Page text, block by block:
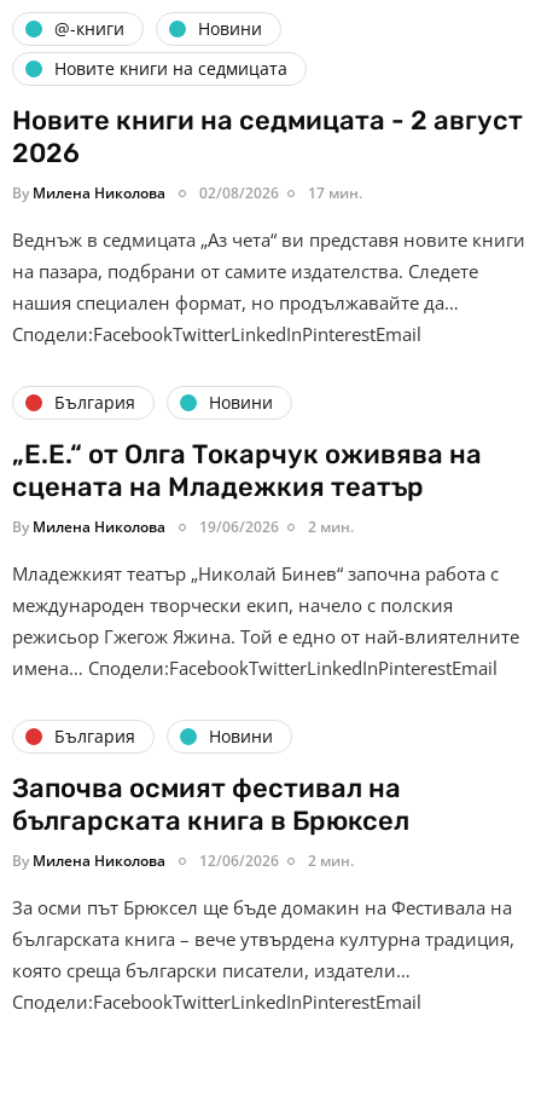
@-книги
Новини
Новите книги на седмицата
Новите книги на седмицата - 2 август
2026
By Милена Николова 02/08/2026 17 мин.
Веднъж в седмицата „Аз чета“ ви представя новите книги
на пазара, подбрани от самите издателства. Следете
нашия специален формат, но продължавайте да…
Сподели:FacebookTwitterLinkedInPinterestEmail
България Новини
„Е.Е.“ от Олга Токарчук оживява на
сцената на Младежкия театър
By Милена Николова 19/06/2026 2 мин.
Младежкият театър „Николай Бинев“ започна работа с
международен творчески екип, начело с полския
режисьор Гжегож Яжина. Той е едно от най-влиятелните
имена… Сподели:FacebookTwitterLinkedInPinterestEmail
България Новини
Започва осмият фестивал на
българската книга в Брюксел
By Милена Николова 12/06/2026 2 мин.
За осми път Брюксел ще бъде домакин на Фестивала на
българската книга – вече утвърдена културна традиция,
която среща български писатели, издатели…
Сподели:FacebookTwitterLinkedInPinterestEmail